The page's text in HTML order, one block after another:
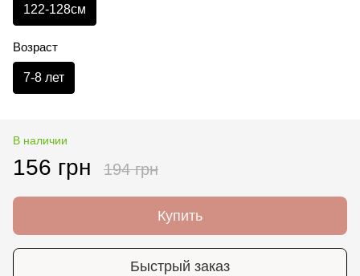
122-128см
Возраст
7-8 лет
В наличии
156 грн 194 грн
Купить
Быстрый заказ